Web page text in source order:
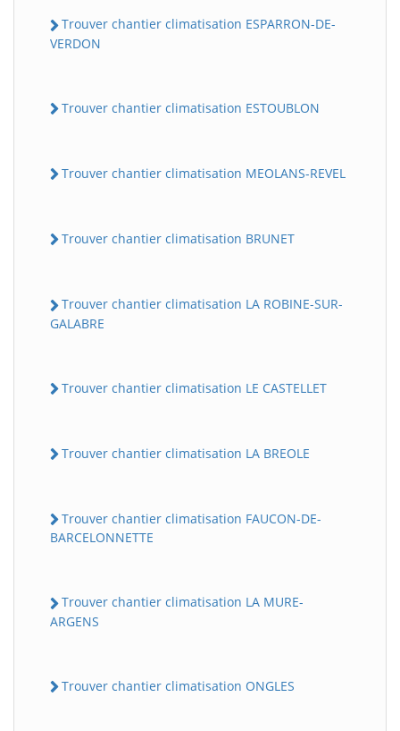
Trouver chantier climatisation ESPARRON-DE-
VERDON
Trouver chantier climatisation ESTOUBLON
Trouver chantier climatisation MEOLANS-REVEL
Trouver chantier climatisation BRUNET
Trouver chantier climatisation LA ROBINE-SUR-
GALABRE
Trouver chantier climatisation LE CASTELLET
Trouver chantier climatisation LA BREOLE
Trouver chantier climatisation FAUCON-DE-
BARCELONNETTE
Trouver chantier climatisation LA MURE-
ARGENS
Trouver chantier climatisation ONGLES